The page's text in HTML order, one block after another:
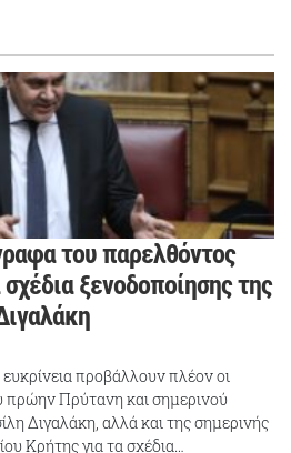
του παρελθόντος
ξενοδοποίησης της
προβάλλουν πλέον οι
πρώην Πρύτανη και σημερινού
Διγαλάκη, αλλά και της σημερινής
Κρήτης για τα σχέδια…